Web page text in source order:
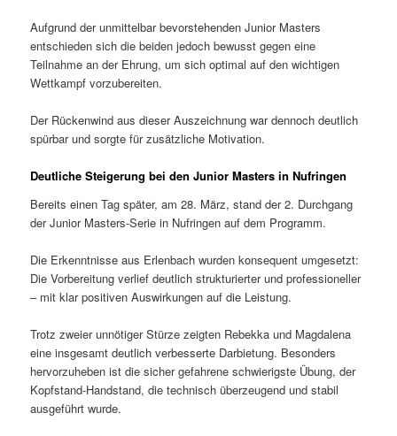
Aufgrund der unmittelbar bevorstehenden Junior Masters
entschieden sich die beiden jedoch bewusst gegen eine
Teilnahme an der Ehrung, um sich optimal auf den wichtigen
Wettkampf vorzubereiten.
Der Rückenwind aus dieser Auszeichnung war dennoch deutlich
spürbar und sorgte für zusätzliche Motivation.
Deutliche Steigerung bei den Junior Masters in Nufringen
Bereits einen Tag später, am 28. März, stand der 2. Durchgang
der Junior Masters-Serie in Nufringen auf dem Programm.
Die Erkenntnisse aus Erlenbach wurden konsequent umgesetzt:
Die Vorbereitung verlief deutlich strukturierter und professioneller
– mit klar positiven Auswirkungen auf die Leistung.
Trotz zweier unnötiger Stürze zeigten Rebekka und Magdalena
eine insgesamt deutlich verbesserte Darbietung. Besonders
hervorzuheben ist die sicher gefahrene schwierigste Übung, der
Kopfstand-Handstand, die technisch überzeugend und stabil
ausgeführt wurde.